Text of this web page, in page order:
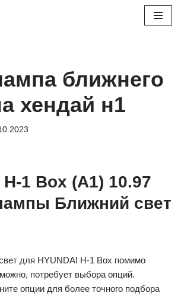
ближнего
хендай н1
H-1 Box (A1) 10.97
Ближний свет
для HYUNDAI H-1 Box помимо
потребует выбора опций.
опции для более точного подбора